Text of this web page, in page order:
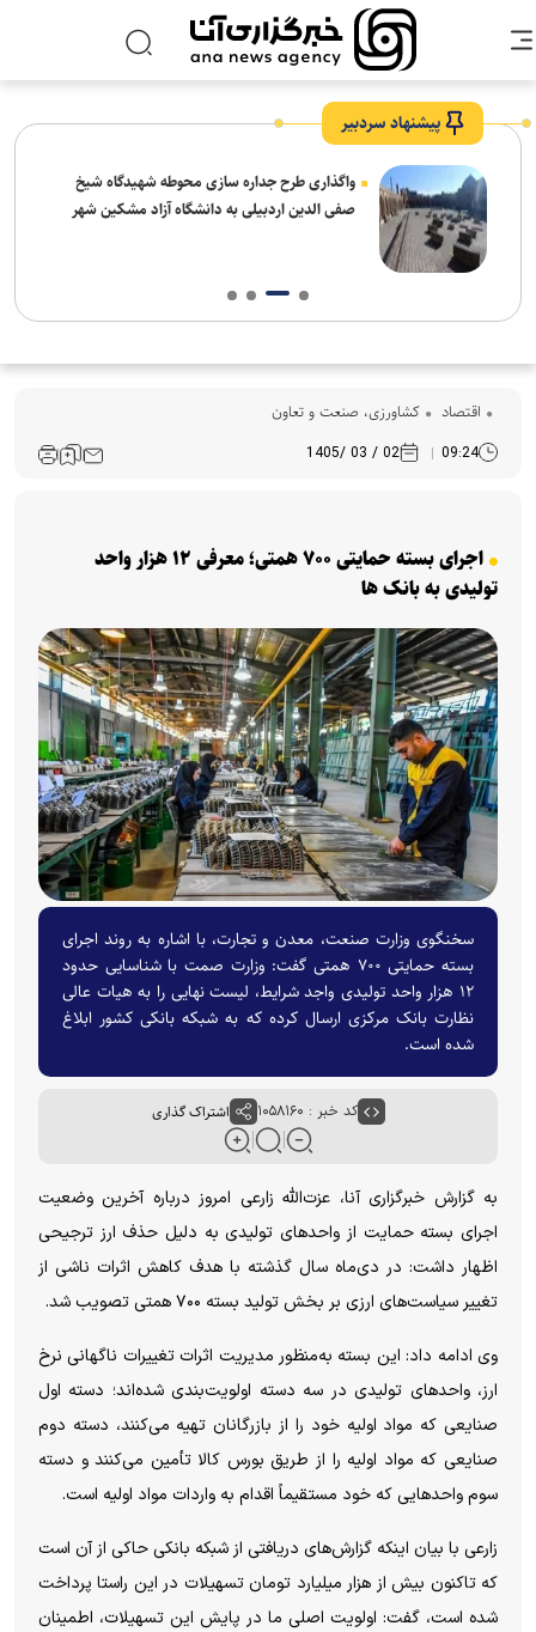
پیشنهاد سردبیر
واگذاری طرح جداره سازی محوطه شهیدگاه شیخ
صفی الدین اردبیلی به دانشگاه آزاد مشکین شهر
اقتصاد کشاورزی، صنعت و تعاون
09:24
02 / 03 /1405
اجرای بسته حمایتی ۷۰۰ همتی؛ معرفی ۱۲ هزار واحد
تولیدی به بانک ها
سخنگوی وزارت صنعت، معدن و تجارت، با اشاره به روند اجرای
بسته حمایتی ۷۰۰ همتی گفت: وزارت صمت با شناسایی حدود
۱۲ هزار واحد تولیدی واجد شرایط، لیست نهایی را به هیات عالی
نظارت بانک مرکزی ارسال کرده که به شبکه بانکی کشور ابلاغ
شده است.
کد خبر : ۱۰۵۸۱۶۰ اشتراک گذاری
به گزارش خبرگزاری آنا، عزت‌الله زارعی امروز درباره آخرین وضعیت
اجرای بسته حمایت از واحد‌های تولیدی به دلیل حذف ارز ترجیحی
اظهار داشت: در دی‌ماه سال گذشته با هدف کاهش اثرات ناشی از
تغییر سیاست‌های ارزی بر بخش تولید بسته ۷۰۰ همتی تصویب شد.
وی ادامه داد: این بسته به‌منظور مدیریت اثرات تغییرات ناگهانی نرخ
ارز، واحد‌های تولیدی در سه دسته اولویت‌بندی شده‌اند؛ دسته اول
صنایعی که مواد اولیه خود را از بازرگانان تهیه می‌کنند، دسته دوم
صنایعی که مواد اولیه را از طریق بورس کالا تأمین می‌کنند و دسته
سوم واحد‌هایی که خود مستقیماً اقدام به واردات مواد اولیه است.
زارعی با بیان اینکه گزارش‌های دریافتی از شبکه بانکی حاکی از آن است
که تاکنون بیش از هزار میلیارد تومان تسهیلات در این راستا پرداخت
شده است، گفت: اولویت اصلی ما در پایش این تسهیلات، اطمینان